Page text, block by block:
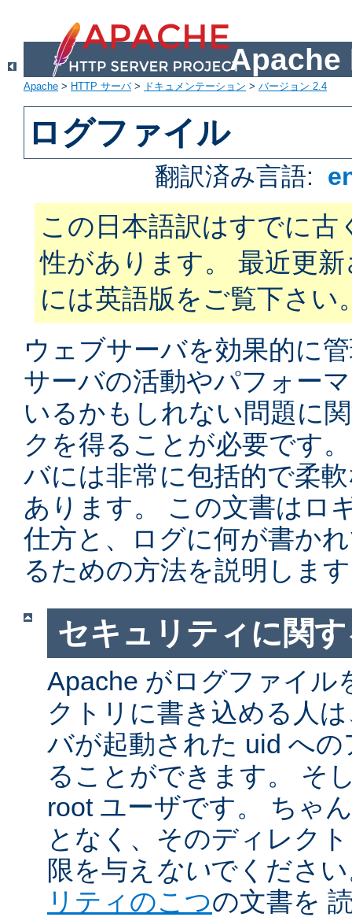
Apache
Apache > HTTP サーバ> ドキュメンテーション > バージョン 2.4
ログファイル
翻訳済み言語:
この日本語訳はすでに古
性があります。 最近更
には英語版をご覧下さい
ウェブサーバを効果的に
サーバの活動やパフォー
いるかもしれない問題に
クを得ることが必要です
バには非常に包括的で柔
あります。 この文書はロ
仕方と、ログに何が書か
るための方法を説明しま
セキュリティに関
Apache がログファイル
クトリに書き込める人
バが起動された uid へ
ることができます。 そ
root ユーザです。 ちゃ
となく、そのディレク
限を与え ないでくださ
リティのこつの文書を